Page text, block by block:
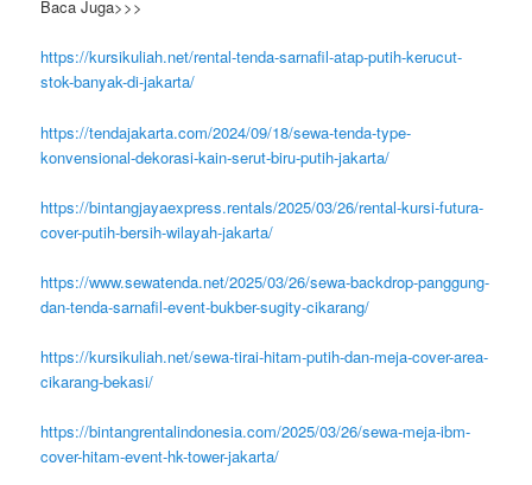
Baca Juga>>>
https://kursikuliah.net/rental-tenda-sarnafil-atap-putih-kerucut-
stok-banyak-di-jakarta/
https://tendajakarta.com/2024/09/18/sewa-tenda-type-
konvensional-dekorasi-kain-serut-biru-putih-jakarta/
https://bintangjayaexpress.rentals/2025/03/26/rental-kursi-futura-
cover-putih-bersih-wilayah-jakarta/
https://www.sewatenda.net/2025/03/26/sewa-backdrop-panggung-
dan-tenda-sarnafil-event-bukber-sugity-cikarang/
https://kursikuliah.net/sewa-tirai-hitam-putih-dan-meja-cover-area-
cikarang-bekasi/
https://bintangrentalindonesia.com/2025/03/26/sewa-meja-ibm-
cover-hitam-event-hk-tower-jakarta/